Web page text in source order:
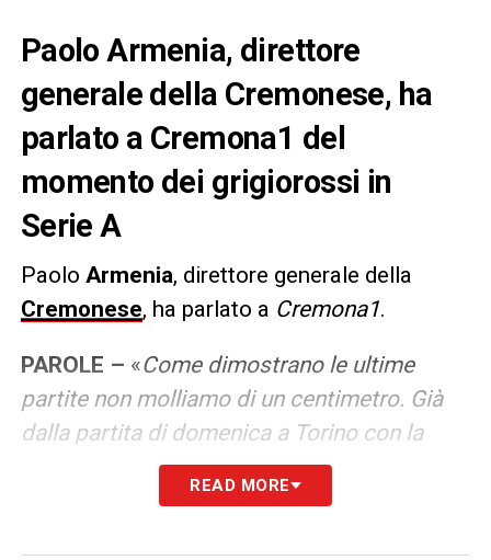
Paolo Armenia, direttore
generale della Cremonese, ha
parlato a Cremona1 del
momento dei grigiorossi in
Serie A
Paolo Armenia, direttore generale della
Cremonese, ha parlato a Cremona1.
PAROLE – «Come dimostrano le ultime
partite non molliamo di un centimetro. Già
dalla partita di domenica a Torino con la
Juventus speriamo di ottenere un risultato
importante come a Milano settimana
READ MORE